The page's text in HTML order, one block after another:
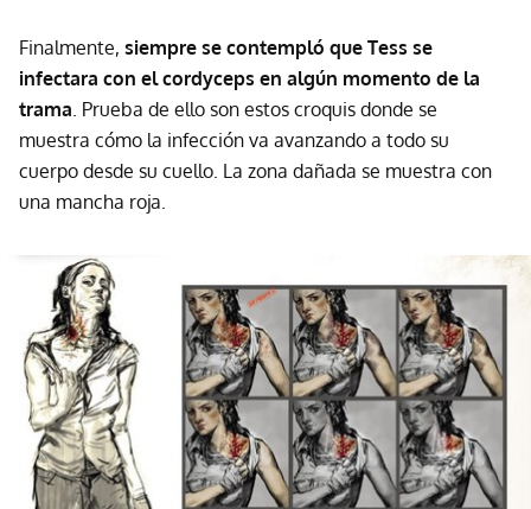
Finalmente, siempre se contempló que Tess se
infectara con el cordyceps en algún momento de la
trama . Prueba de ello son estos croquis donde se
muestra cómo la infección va avanzando a todo su
cuerpo desde su cuello. La zona dañada se muestra con
una mancha roja.